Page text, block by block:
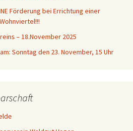
Förderung bei Errichtung einer
– 18.November 2025
Sonntag den 23. November, 15 Uhr